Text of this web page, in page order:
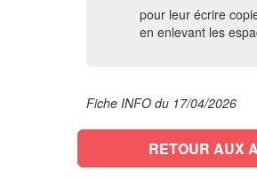
pour leur écrire
en enlevant les
Fiche INFO du 17/04/2026
RETOUR AUX